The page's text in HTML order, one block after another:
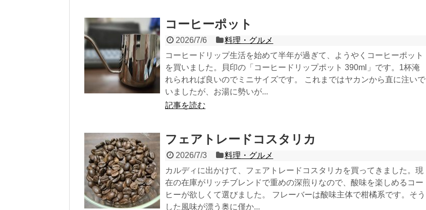
コーヒーポット
2026/7/6
料理・グルメ
コーヒードリップ生活を始めて半年が過ぎて、ようやくコーヒーポット
を買いました。貝印の「コーヒードリップポット 390ml」です。1杯淹
れられれば良いのでミニサイズです。 これまではヤカンから直に注いで
いましたが、お湯に勢いが...
記事を読む
フェアトレードコスタリカ
2026/7/3
料理・グルメ
カルディに出かけて、フェアトレードコスタリカを買ってきました。現
在の在庫がリッチブレンドで重めの深煎りなので、酸味を楽しめるコー
ヒーが欲しくて選びました。 フレーバーは酸味主体で柑橘系です。そう
した風味が漂う奥に僅か...